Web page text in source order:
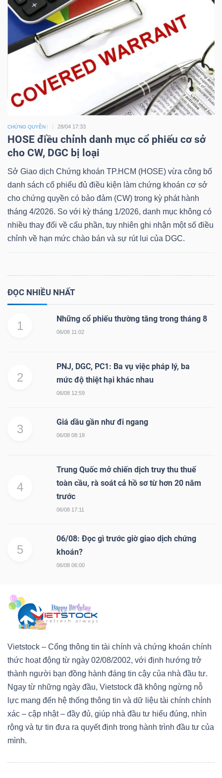
CHỨNG QUYỀN 28/04 17:33
HOSE điều chỉnh danh mục cổ phiếu cơ sở
cho CW, DGC bị loại
Sở Giao dịch Chứng khoán TP.HCM (HOSE) vừa công bố
danh sách cổ phiếu đủ điều kiện làm chứng khoán cơ sở
cho chứng quyền có bảo đảm (CW) trong kỳ phát hành
tháng 4/2026. So với kỳ tháng 1/2026, danh mục không có
nhiều thay đổi về cấu phần, tuy nhiên ghi nhận một số điều
chỉnh về hạn mức chào bán và sự rút lui của DGC.
ĐỌC NHIỀU NHẤT
1
Những cổ phiếu thường tăng trong tháng 8
06/08 11:02
2
PNJ, DGC, PC1: Ba vụ việc pháp lý, ba
mức độ thiệt hại khác nhau
06/08 12:59
3
Giá dầu gần như đi ngang
06/08 08:18
4
Trung Quốc mở chiến dịch truy thu thuế
toàn cầu, rà soát cả hồ sơ từ hơn 20 năm
trước
06/08 17:11
5
06/08: Đọc gì trước giờ giao dịch chứng
khoán?
06/08 06:00
Vietstock – Cổng thông tin tài chính và chứng khoán chính
thức hoạt động từ ngày 02/08/2002, với định hướng trở
thành người bạn đồng hành đáng tin cậy của nhà đầu tư.
Ngay từ những ngày đầu, Vietstock đã không ngừng nỗ
lực mang đến hệ thống thông tin và dữ liệu tài chính chính
xác – cập nhật – đầy đủ, giúp nhà đầu tư hiểu đúng, nhìn
rộng và tự tin đưa ra quyết định trong hành trình đầu tư của
mình.